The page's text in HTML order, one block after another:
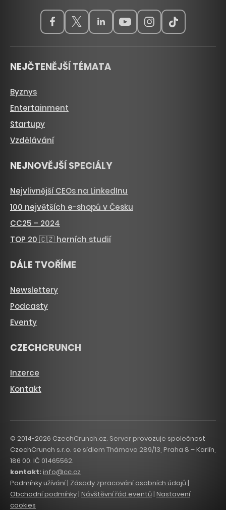
NEJČTENĚJŠÍ TÉMATA
Byznys
Entertainment
Startupy
Vzdělávání
NEJNOVĚJŠÍ SPECIÁLY
Nejvlivnější CEOs na LinkedInu
100 největších e-shopů v Česku
CC25 – 2024
TOP 20 🇨🇿 herních studií
DÁLE TVOŘÍME
Newslettery
Podcasty
Eventy
CZECHCRUNCH
Inzerce
Kontakt
© 2014-2026 CzechCrunch.cz. Server provozuje společnost
CzechCrunch s.r.o. se sídlem Thámova 289/13, Praha 8 – Karlín,
186 00. IČ 01465562.
kontakt:info@cc.cz
Podmínky užívání| Zásady zpracování osobních údajů|
Obchodní podmínky| Návštěvní řád eventů | Nastavení
cookies